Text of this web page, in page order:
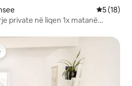
Vlerësimi
5 (18)
private në liqen 1x matanë
të klientëve